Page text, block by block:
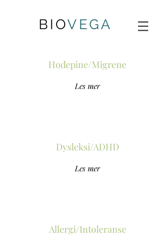
BIOVEGA
Hodepine/Migrene
Les mer
Dysleksi/ADHD
Les mer
Allergi/Intoleranse